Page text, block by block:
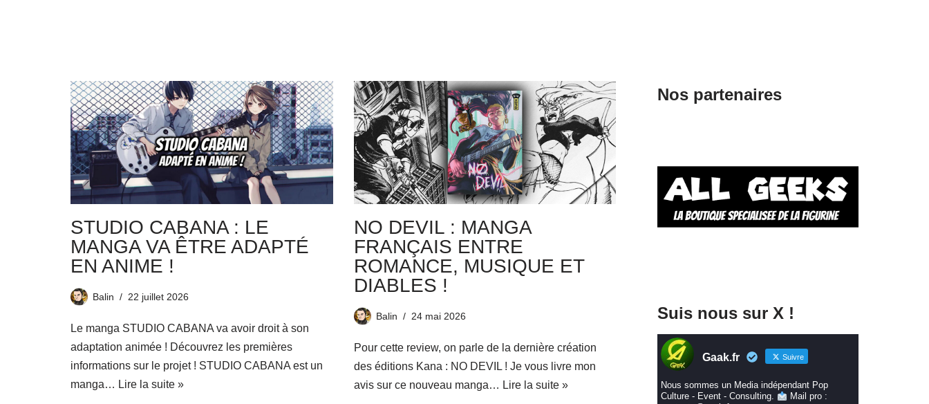
STUDIO CABANA : LE
MANGA VA ÊTRE ADAPTÉ
EN ANIME !
Balin 22 juillet 2026
Le manga STUDIO CABANA va avoir droit à son
adaptation animée ! Découvrez les premières
informations sur le projet ! STUDIO CABANA est un
manga… Lire la suite »
NO DEVIL : MANGA
FRANÇAIS ENTRE
ROMANCE, MUSIQUE ET
DIABLES !
Balin 24 mai 2026
Pour cette review, on parle de la dernière création
des éditions Kana : NO DEVIL ! Je vous livre mon
avis sur ce nouveau manga… Lire la suite »
Nos partenaires
Suis nous sur X !
Gaak.fr Suivre
Nous sommes un Media indépendant Pop
Culture - Event - Consulting.
Mail pro :